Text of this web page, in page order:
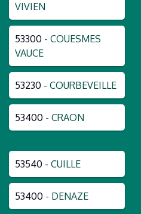
VIVIEN
53300 - COUESMES
VAUCE
53230 - COURBEVEILLE
53400 - CRAON
53540 - CUILLE
53400 - DENAZE